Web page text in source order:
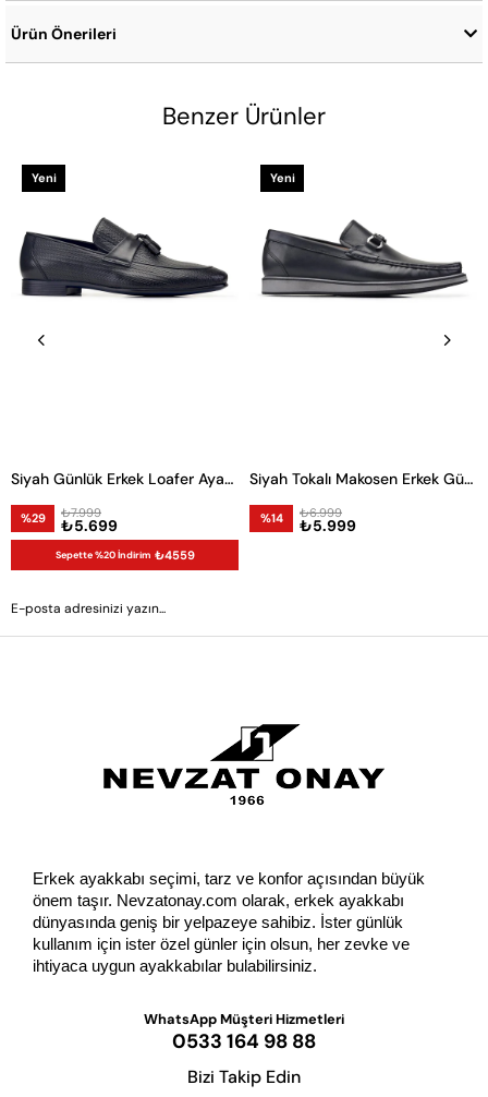
Ürün Önerileri
Benzer Ürünler
Siyah Günlük Erkek Loafer Ayakkabı
%29 ₺5.699
₺7.999
Yeni
Sepette %20 İndirim ₺4559
Siyah Tokalı Makosen Erkek Günlük Ayakkabı
%14 ₺5.999
₺6.999
Yeni
Erkek ayakkabı seçimi, tarz ve konfor açısından büyük
önem taşır. Nevzatonay.com olarak, erkek ayakkabı
dünyasında geniş bir yelpazeye sahibiz. İster günlük
kullanım için ister özel günler için olsun, her zevke ve
ihtiyaca uygun ayakkabılar bulabilirsiniz.
WhatsApp Müşteri Hizmetleri
0533 164 98 88
Bizi Takip Edin